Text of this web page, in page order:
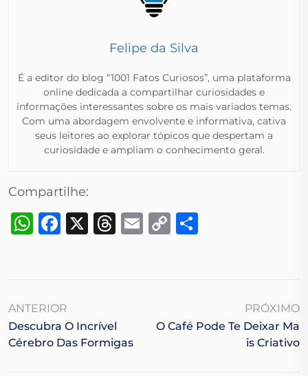
Felipe da Silva
É a editor do blog “1001 Fatos Curiosos”, uma plataforma
online dedicada a compartilhar curiosidades e
informações interessantes sobre os mais variados temas.
Com uma abordagem envolvente e informativa, cativa
seus leitores ao explorar tópicos que despertam a
curiosidade e ampliam o conhecimento geral.​
Compartilhe:
WhatsApp
Facebook
X Threads
Email
Copy
ANTERIOR
Descubra O Incrível
Cérebro Das Formigas
PRÓXIMO
O Café Pode Te Deixar Ma
Is Criativo